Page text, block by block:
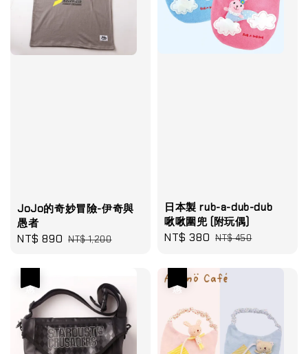
JoJo的奇妙冒險-伊奇與
愚者
Sale
NT$ 890 Regular
NT$ 1,200
日本製 rub-a-dub-dub
啾啾圍兜 (附玩偶)
Sale
NT$ 380 Regular
NT$ 450